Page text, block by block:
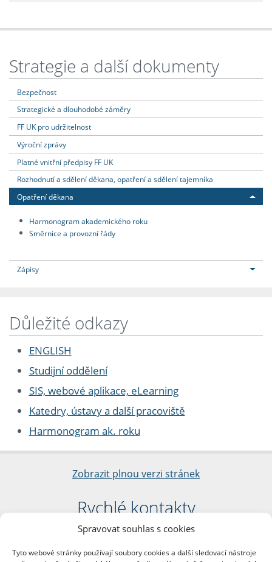
Spravovat souhlas s cookies
Tyto webové stránky používají soubory cookies a další sledovací nástroje
Strategie a další dokumenty
Bezpečnost
Strategické a dlouhodobé záměry
FF UK pro udržitelnost
Výroční zprávy
Platné vnitřní předpisy FF UK
Rozhodnutí a sdělení děkana, opatření a sdělení tajemníka
Opatření děkana
Harmonogram akademického roku
Směrnice a provozní řády
Zápisy
Důležité odkazy
ENGLISH
Studijní oddělení
SIS, webové aplikace, eLearning
Katedry, ústavy a další pracoviště
Harmonogram ak. roku
Zobrazit plnou verzi stránek
Rychlé kontakty
Filozofická fakulta
nám. Jana Palacha 1/2